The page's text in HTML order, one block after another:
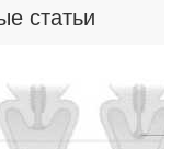
статьи